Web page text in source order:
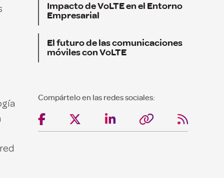
Impacto de VoLTE en el Entorno
Empresarial
El futuro de las comunicaciones
móviles con VoLTE
Compártelo en las redes sociales:
    